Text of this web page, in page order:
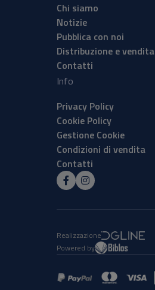
Chi siamo
Notizie
Pubblica con noi
Distribuzione e vendita
Contatti
Info
Privacy Policy
Cookie Policy
Gestione Cookie
Condizioni di vendita
Contatti
Realizzazione
Powered by